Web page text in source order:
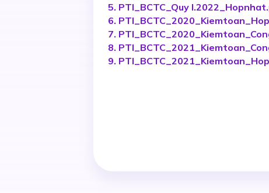
5. PTI_BCTC_Quy
6.
7.
8.
9.